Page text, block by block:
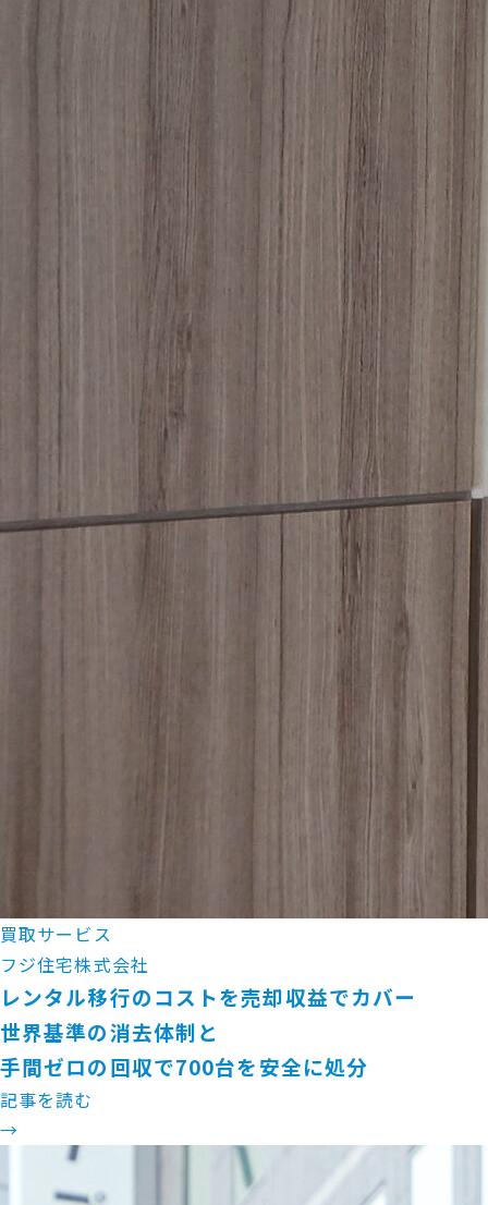
買取サービス
フジ住宅株式会社
レンタル移行のコストを売却収益でカバー
世界基準の消去体制と
手間ゼロの回収で700台を安全に処分
記事を読む
→